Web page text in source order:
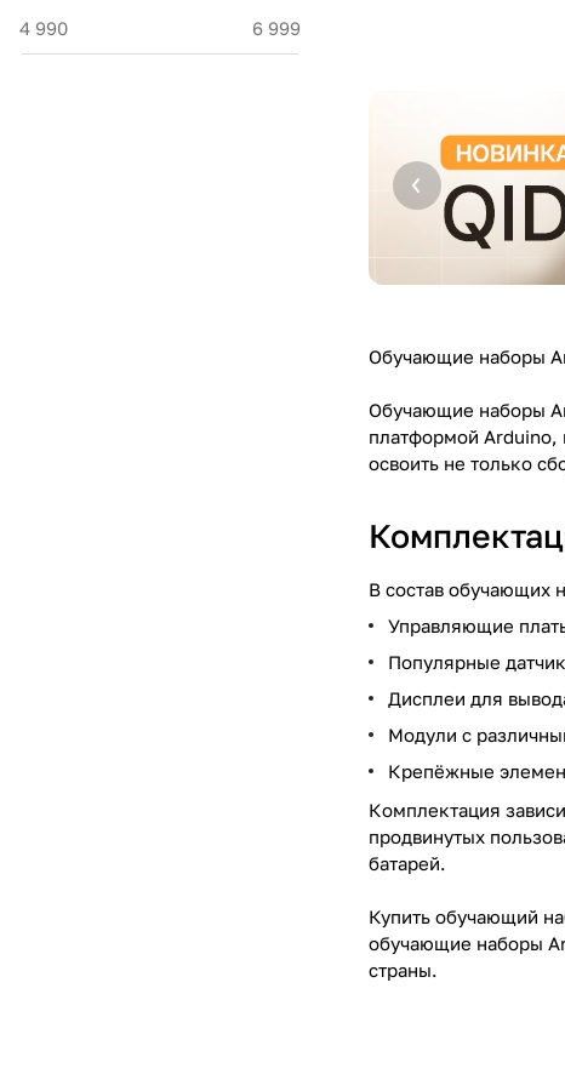
Обучающие наборы
Обучающие наборы
платформой Arduino,
освоить не только
В состав обучающих
Управляющие
Популярные
Дисплеи для
Модули с
Крепёжные
Комплектация
продвинутых
батарей.
Купить обучающий
обучающие наборы
страны.